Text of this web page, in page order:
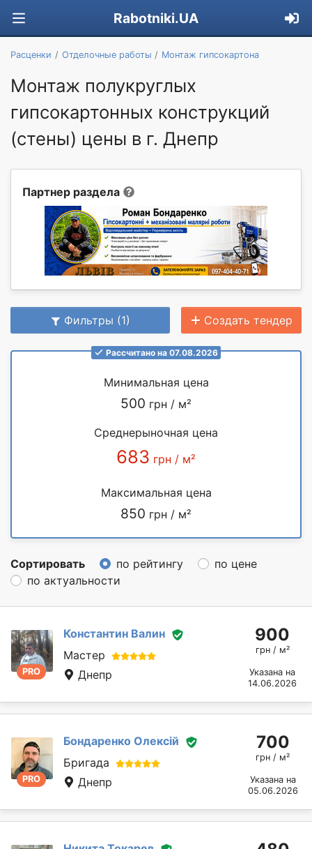
Rabotniki.UA
Расценки Отделочные работы Монтаж гипсокартона
Монтаж полукруглых
гипсокартонных конструкций
(стены) цены в г. Днепр
Партнер раздела
Фильтры (1) Создать тендер
Рассчитано на 07.08.2026
Минимальная цена
500 грн / м²
Среднерыночная цена
683 грн / м²
Максимальная цена
850 грн / м²
Сортировать по рейтингу
по цене
по актуальности
PRO
Константин Валин
Мастер
Днепр
900
грн / м²
Указана на
14.06.2026
PRO
Бондаренко Олексій
Бригада
Днепр
700
грн / м²
Указана на
05.06.2026